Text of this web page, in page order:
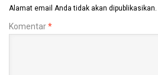
Alamat email Anda tidak akan dipublikasikan.
Komentar*